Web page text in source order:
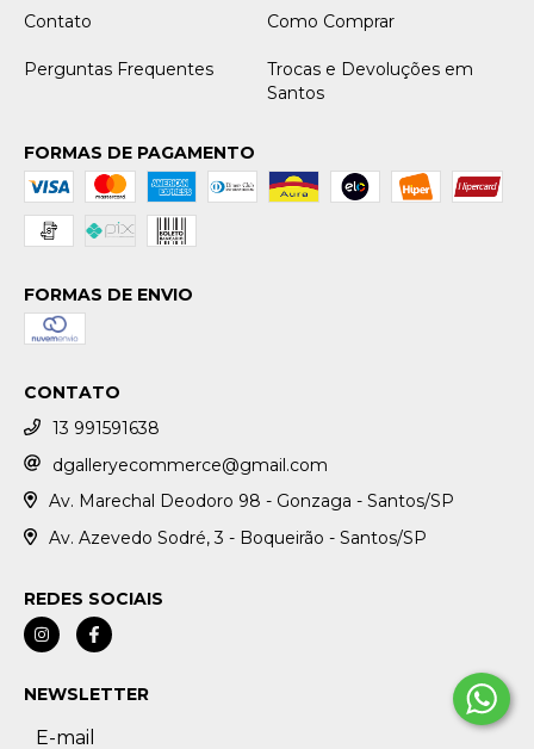
Contato Como Comprar
Perguntas Frequentes
Trocas e Devoluções em
Santos
FORMAS DE PAGAMENTO
FORMAS DE ENVIO
CONTATO
13 991591638
dgalleryecommerce@gmail.com
Av. Marechal Deodoro 98 - Gonzaga - Santos/SP
Av. Azevedo Sodré, 3 - Boqueirão - Santos/SP
REDES SOCIAIS
NEWSLETTER